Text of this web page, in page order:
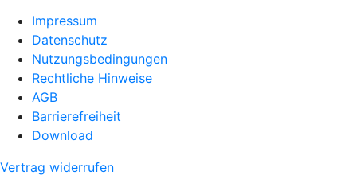
Impressum
Datenschutz
Nutzungsbedingungen
Rechtliche Hinweise
AGB
Barrierefreiheit
Download
Vertrag widerrufen